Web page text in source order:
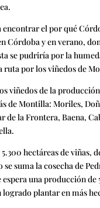
encontrar el por qué
Córdoba y en verano,
se pudriría por la
ruta por los viñedos de
viñedos de la
de Montilla: Moriles,
de la Frontera, Baena,
5.300 hectáreas de viñas,
se suma la cosecha de
espera una producción
logrado plantar en más